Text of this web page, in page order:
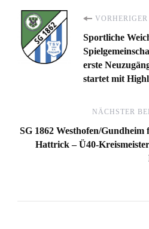
Sportliche
erste
startet mit
NÄCHSTER
SG 1862 Westhofen/Gundheim
Hattrick – Ü40-